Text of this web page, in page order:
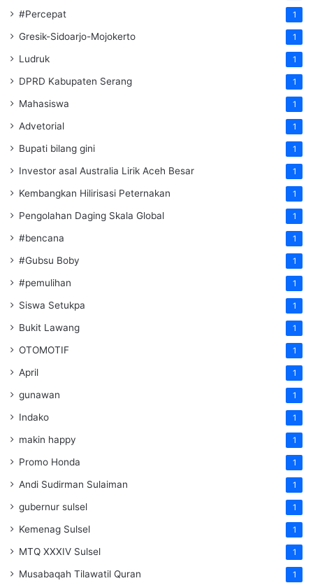
#Percepat 1
Gresik-Sidoarjo-Mojokerto 1
Ludruk 1
DPRD Kabupaten Serang 1
Mahasiswa 1
Advetorial 1
Bupati bilang gini 1
Investor asal Australia Lirik Aceh Besar 1
Kembangkan Hilirisasi Peternakan 1
Pengolahan Daging Skala Global 1
#bencana 1
#Gubsu Boby 1
#pemulihan 1
Siswa Setukpa 1
Bukit Lawang 1
OTOMOTIF 1
April 1
gunawan 1
Indako 1
makin happy 1
Promo Honda 1
Andi Sudirman Sulaiman 1
gubernur sulsel 1
Kemenag Sulsel 1
MTQ XXXIV Sulsel 1
Musabaqah Tilawatil Quran 1